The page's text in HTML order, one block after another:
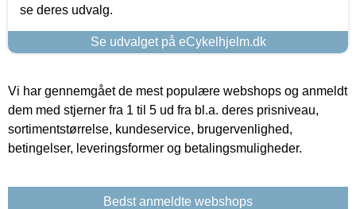
se deres udvalg.
Se udvalget på eCykelhjelm.dk
Vi har gennemgået de mest populære webshops og anmeldt
dem med stjerner fra 1 til 5 ud fra bl.a. deres prisniveau,
sortimentstørrelse, kundeservice, brugervenlighed,
betingelser, leveringsformer og betalingsmuligheder.
Bedst anmeldte webshops